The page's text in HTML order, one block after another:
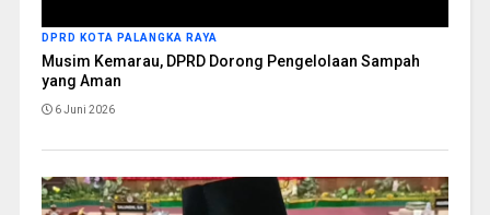
DPRD KOTA PALANGKA RAYA
Musim Kemarau, DPRD Dorong Pengelolaan Sampah
yang Aman
6 Juni 2026